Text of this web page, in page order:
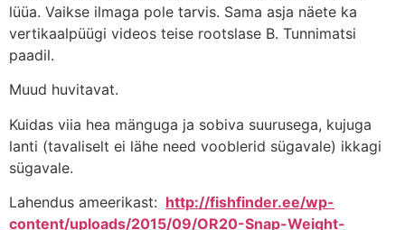
lüüa. Vaikse ilmaga pole tarvis. Sama asja näete ka
vertikaalpüügi videos teise rootslase B. Tunnimatsi
paadil.
Muud huvitavat.
Kuidas viia hea mänguga ja sobiva suurusega, kujuga
lanti (tavaliselt ei lähe need vooblerid sügavale) ikkagi
sügavale.
Lahendus ameerikast: http://fishfinder.ee/wp-
content/uploads/2015/09/OR20-Snap-Weight-